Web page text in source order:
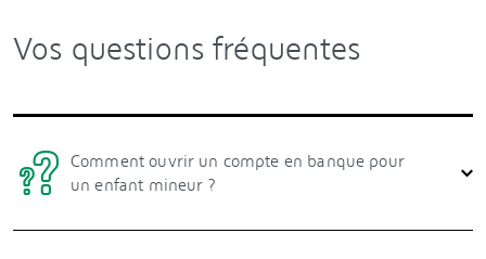
Vos questions fréquentes
Comment ouvrir un compte en banque pour
un enfant mineur ?